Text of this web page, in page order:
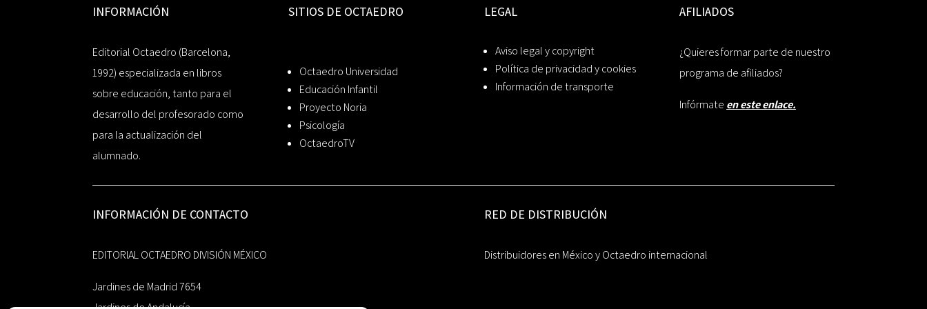
INFORMACIÓN
Editorial Octaedro (Barcelona,
1992) especializada en libros
sobre educación, tanto para el
desarrollo del profesorado como
para la actualización del
alumnado.
SITIOS DE OCTAEDRO
Octaedro Universidad
Educación Infantil
Proyecto Noria
Psicología
OctaedroTV
LEGAL
Aviso legal y copyright
Política de privacidad y cookies
Información de transporte
AFILIADOS
¿Quieres formar parte de nuestro
programa de afiliados?
Infórmate en este enlace.
INFORMACIÓN DE CONTACTO
EDITORIAL OCTAEDRO DIVISIÓN MÉXICO
Jardines de Madrid 7654
RED DE DISTRIBUCIÓN
Distribuidores en México y Octaedro internacional